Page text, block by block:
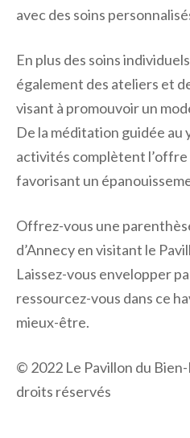
avec des soins
En plus des soins
également des ateliers et
visant à promouvoir un
De la méditation guidée au
activités complètent
favorisant un
Offrez-vous une
d’Annecy en visitant le
Laissez-vous envelopper
ressourcez-vous dans ce
mieux-être.
© 2022 Le Pavillon du
droits réservés